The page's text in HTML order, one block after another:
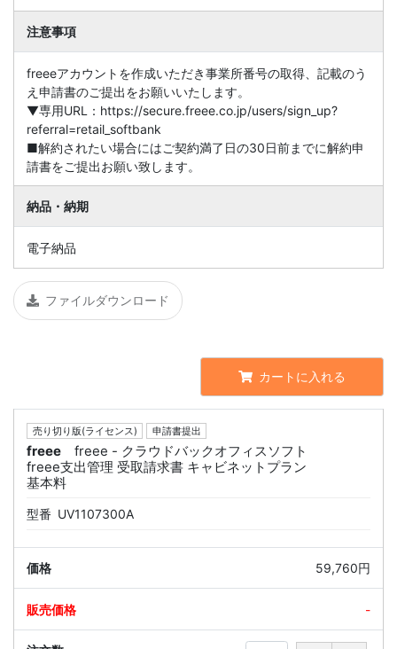
注意事項
freeeアカウントを作成いただき事業所番号の取得、記載のう
え申請書のご提出をお願いいたします。
▼専用URL：https://secure.freee.co.jp/users/sign_up?
referral=retail_softbank
■解約されたい場合にはご契約満了日の30日前までに解約申
請書をご提出お願い致します。
納品・納期
電子納品
ファイルダウンロード
カートに入れる
売り切り版(ライセンス) 申請書提出
freee
freee - クラウドバックオフィスソフト
freee支出管理 受取請求書 キャビネットプラン
基本料
型番 UV1107300A
59,760円
-